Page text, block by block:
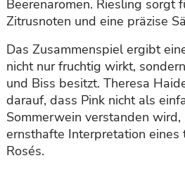
Beerenaromen. Riesling sorgt
Zitrusnoten und eine präzise
Das Zusammenspiel ergibt
nicht nur fruchtig wirkt,
und Biss besitzt. Theresa
darauf, dass Pink nicht als
Sommerwein verstanden wird,
ernsthafte Interpretation eines
Rosés.